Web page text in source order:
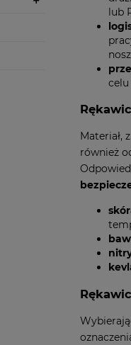
lub
celu
Materiał,
również